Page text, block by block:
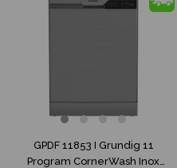
GPDF 11853 I Grundig 11
Program CornerWash Inox